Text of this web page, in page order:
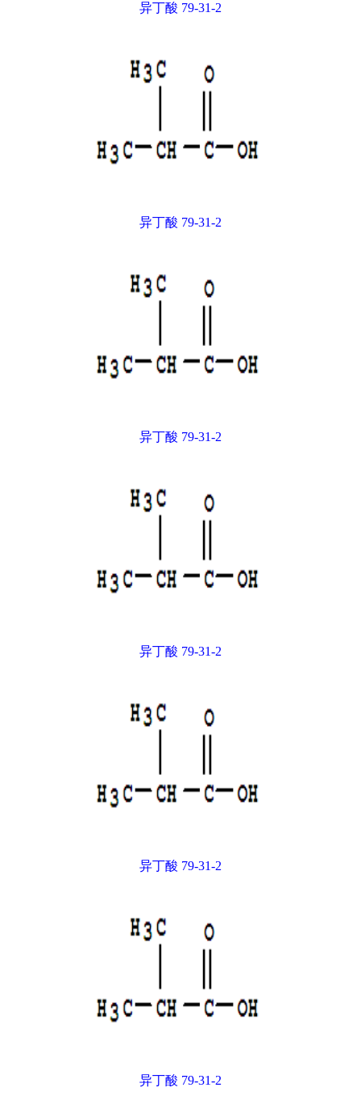
异丁酸 79-31-2
异丁酸 79-31-2
异丁酸 79-31-2
异丁酸 79-31-2
异丁酸 79-31-2
异丁酸 79-31-2